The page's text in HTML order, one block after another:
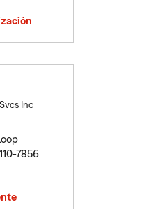
Inc
7856